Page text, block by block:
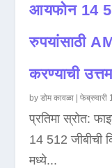
आयफोन 14
रुपयांसाठी
करण्याची
byडोम कावळा |
प्रतिमा स्रोत:
14 512
मध्ये...